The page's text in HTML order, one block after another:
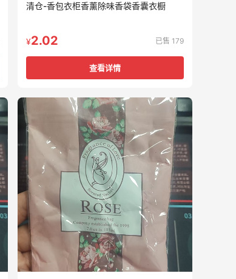
清仓-香包衣柜香薰除味香袋香囊衣橱
¥2.02 已售 179
查看详情